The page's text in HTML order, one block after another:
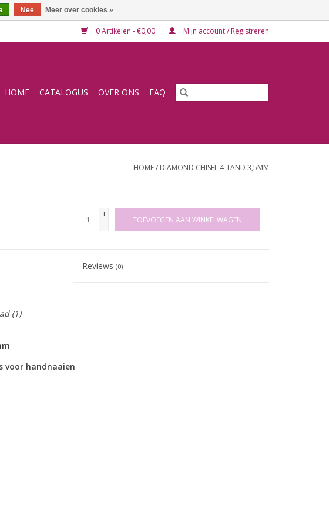
0 Artikelen - €0,00 Mijn account / Registreren
HOME CATALOGUS OVER ONS FAQ
HOME/ DIAMOND CHISEL 4-TAND 3,5MM
+
-
TOEVOEGEN AAN WINKELWAGEN
Reviews(0)
(1)
voor handnaaien
Nee Meer over cookies »